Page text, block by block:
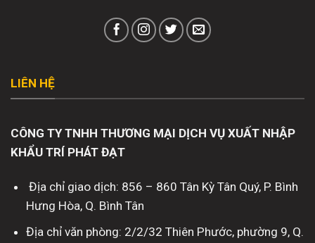
LIÊN HỆ
CÔNG TY TNHH THƯƠNG MẠI DỊCH VỤ XUẤT NHẬP
KHẨU TRÍ PHÁT ĐẠT
Địa chỉ giao dịch: 856 – 860 Tân Kỳ Tân Quý, P. Bình
Hưng Hòa, Q. Bình Tân
Địa chỉ văn phòng: 2/2/32 Thiên Phước, phường 9, Q.